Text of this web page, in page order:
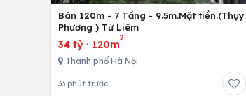
Bán 120m - 7 Tầng - 9.5m.Mặt tiền.(Thụy
Phương ) Từ Liêm
34 tỷ · 120m
2
Thành phố Hà Nội
33 phút trước